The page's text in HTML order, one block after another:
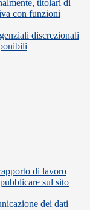
titolari di
con funzioni
discrezionali
di lavoro
sul sito
dei dati